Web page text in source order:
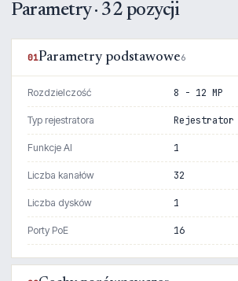
Parametry · 32 pozycji
01Parametry podstawowe6
Rozdzielczość 8 - 12 MP
Typ rejestratora Rejestrator
Funkcje AI 1
Liczba kanałów 32
Liczba dysków 1
Porty PoE 16